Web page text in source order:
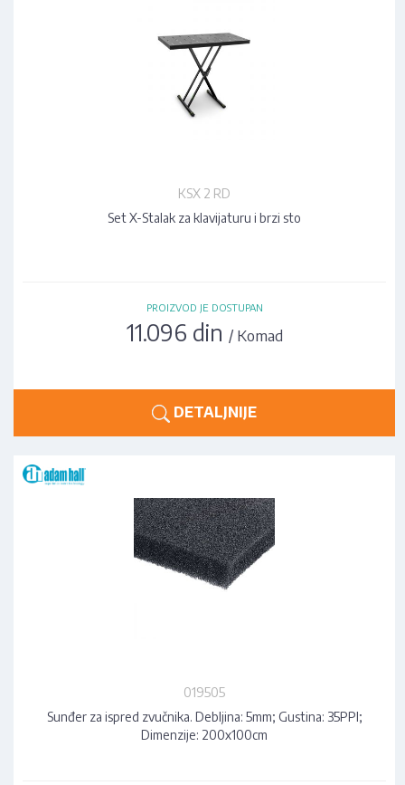
KSX 2 RD
Set X-Stalak za klavijaturu i brzi sto
PROIZVOD JE DOSTUPAN
11.096 din / Komad
DETALJNIJE
019505
Sunđer za ispred zvučnika. Debljina: 5mm; Gustina: 35PPI;
Dimenzije: 200x100cm